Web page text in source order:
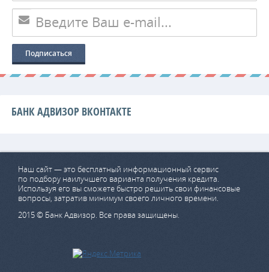
БАНК АДВИЗОР ВКОНТАКТЕ
Наш сайт — это бесплатный информационный сервис
по подбору наилучшего варианта получения кредита.
Используя его вы сможете быстро решить свои финансовые
вопросы, затратив минимум своего личного времени.
2015 © Банк Адвизор. Все права защищены.